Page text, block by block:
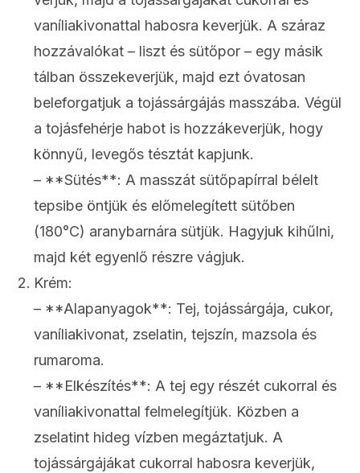
vaníliakivonattal habosra keverjük. A száraz
hozzávalókat – liszt és sütőpor – egy másik
tálban összekeverjük, majd ezt óvatosan
beleforgatjuk a tojássárgájás masszába. Végül
a tojásfehérje habot is hozzákeverjük, hogy
könnyű, levegős tésztát kapjunk.
– **Sütés**: A masszát sütőpapírral bélelt
tepsibe öntjük és előmelegített sütőben
(180°C) aranybarnára sütjük. Hagyjuk kihűlni,
majd két egyenlő részre vágjuk.
Krém:
– **Alapanyagok**: Tej, tojássárgája, cukor,
vaníliakivonat, zselatin, tejszín, mazsola és
rumaroma.
– **Elkészítés**: A tej egy részét cukorral és
vaníliakivonattal felmelegítjük. Közben a
zselatint hideg vízben megáztatjuk. A
tojássárgájákat cukorral habosra keverjük,